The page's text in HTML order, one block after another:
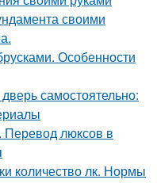
своими
Особенности
самостоятельно:
люксов в
количество лк. Нормы